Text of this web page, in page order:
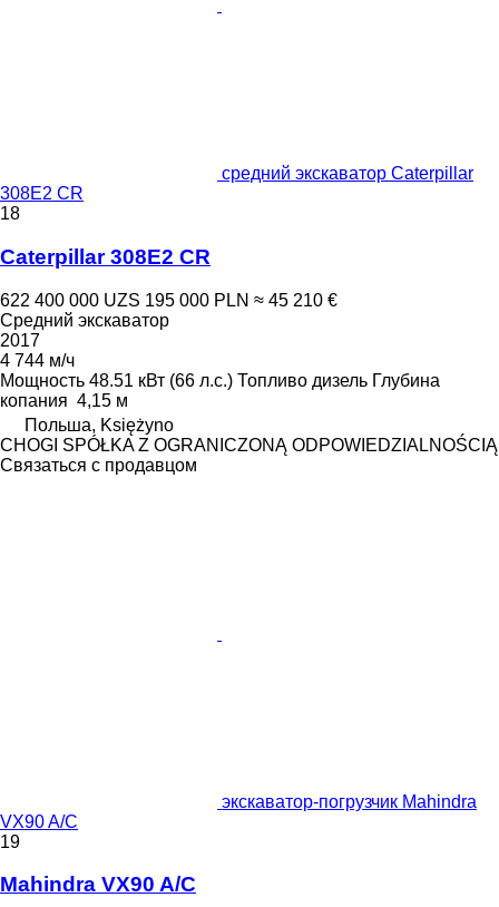
средний экскаватор Caterpillar
308E2 CR
18
Caterpillar 308E2 CR
622 400 000 UZS 195 000 PLN ≈ 45 210 €
Средний экскаватор
2017
4 744 м/ч
Мощность 48.51 кВт (66 л.с.) Топливо дизель Глубина
копания 4,15 м
Польша, Księżyno
CHOGI SPÓŁKA Z OGRANICZONĄ ODPOWIEDZIALNOŚCIĄ
Связаться с продавцом
экскаватор-погрузчик Mahindra
VX90 A/C
19
Mahindra VX90 A/C